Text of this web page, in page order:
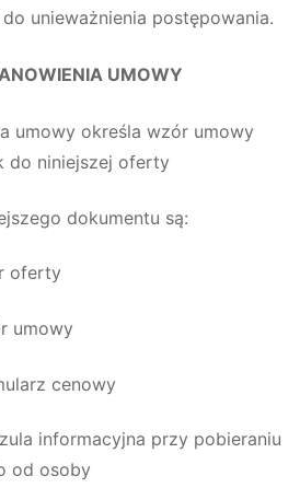
unieważnienia postępowania.
UMOWY
umowy określa wzór umowy
do niniejszej oferty
dokumentu są:
oferty
umowy
cenowy
informacyjna przy pobieraniu
od osoby